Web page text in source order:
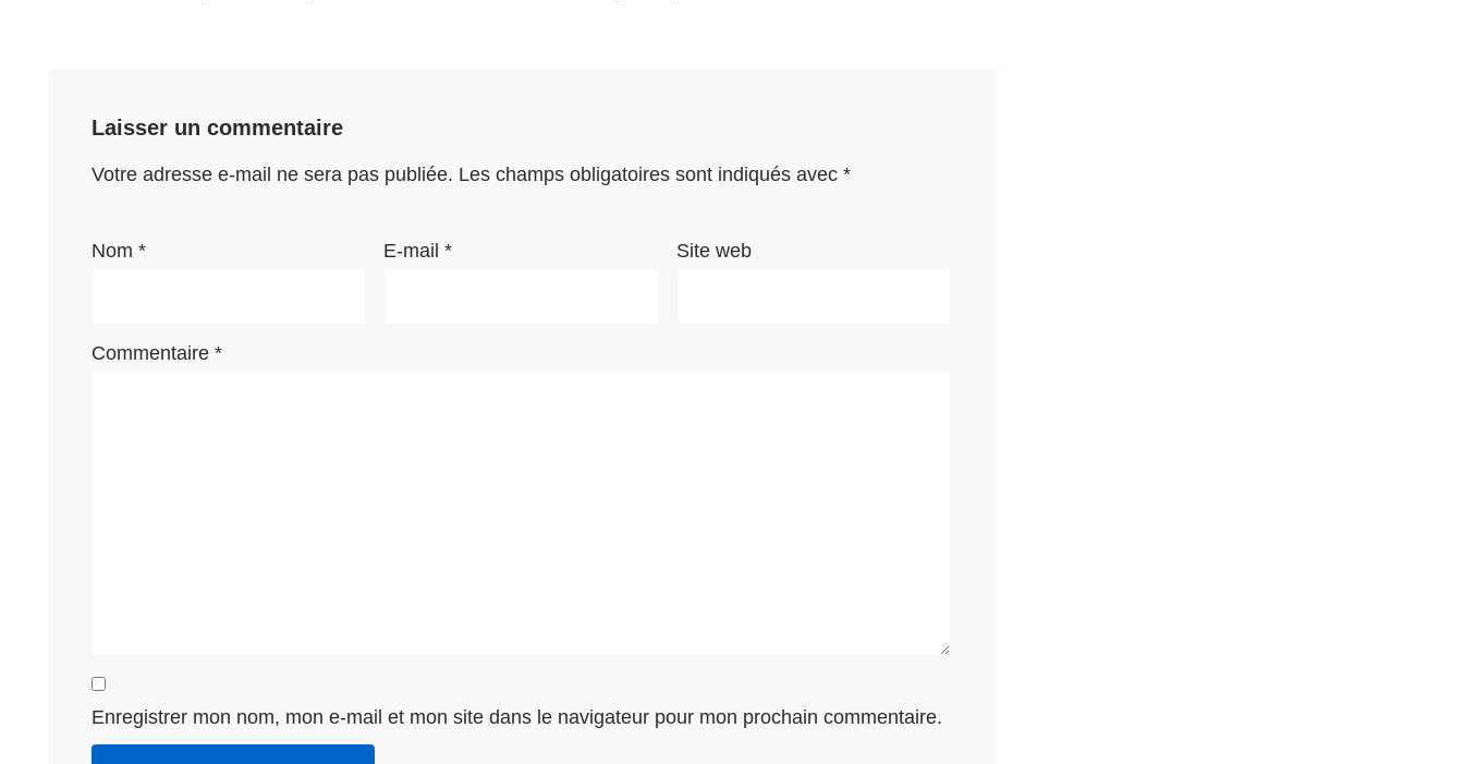
Laisser un commentaire
Votre adresse e-mail ne sera pas publiée. Les champs obligatoires sont indiqués avec *
Nom * E-mail* Site web
Commentaire *
Enregistrer mon nom, mon e-mail et mon site dans le navigateur pour mon prochain commentaire.